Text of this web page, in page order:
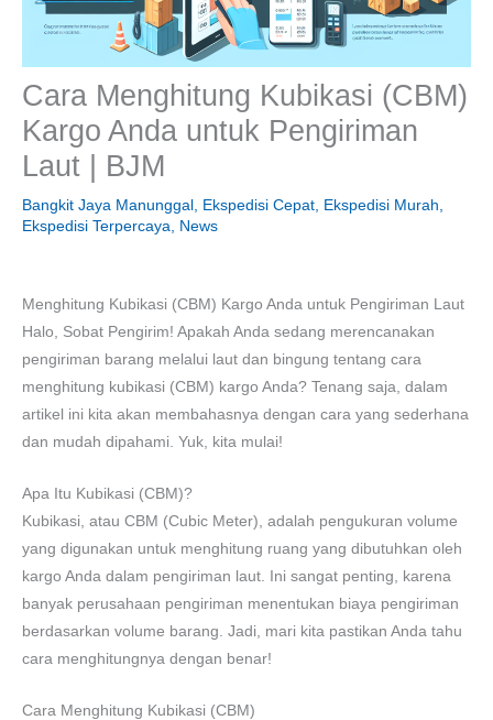
Cara Menghitung Kubikasi (CBM)
Kargo Anda untuk Pengiriman
Laut | BJM
Bangkit Jaya Manunggal , Ekspedisi Cepat, Ekspedisi Murah,
Ekspedisi Terpercaya, News
Menghitung Kubikasi (CBM) Kargo Anda untuk Pengiriman Laut
Halo, Sobat Pengirim! Apakah Anda sedang merencanakan
pengiriman barang melalui laut dan bingung tentang cara
menghitung kubikasi (CBM) kargo Anda? Tenang saja, dalam
artikel ini kita akan membahasnya dengan cara yang sederhana
dan mudah dipahami. Yuk, kita mulai!
Apa Itu Kubikasi (CBM)?
Kubikasi, atau CBM (Cubic Meter), adalah pengukuran volume
yang digunakan untuk menghitung ruang yang dibutuhkan oleh
kargo Anda dalam pengiriman laut. Ini sangat penting, karena
banyak perusahaan pengiriman menentukan biaya pengiriman
berdasarkan volume barang. Jadi, mari kita pastikan Anda tahu
cara menghitungnya dengan benar!
Cara Menghitung Kubikasi (CBM)